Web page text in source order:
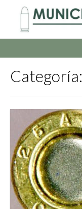
contenido
Categoría: